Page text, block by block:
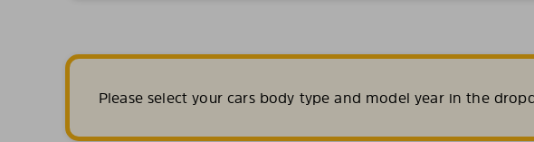
Please select your cars body type and model year in the